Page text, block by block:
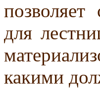
для
какими